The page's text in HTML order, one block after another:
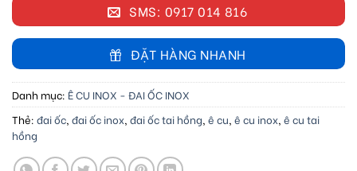
SMS: 0917 014 816
ĐẶT HÀNG NHANH
Danh mục: Ê CU INOX - ĐAI ỐC INOX
Thẻ: đai ốc đai ốc inox đai ốc tai hồng ê cu ê cu inox ê cu tai
hồng